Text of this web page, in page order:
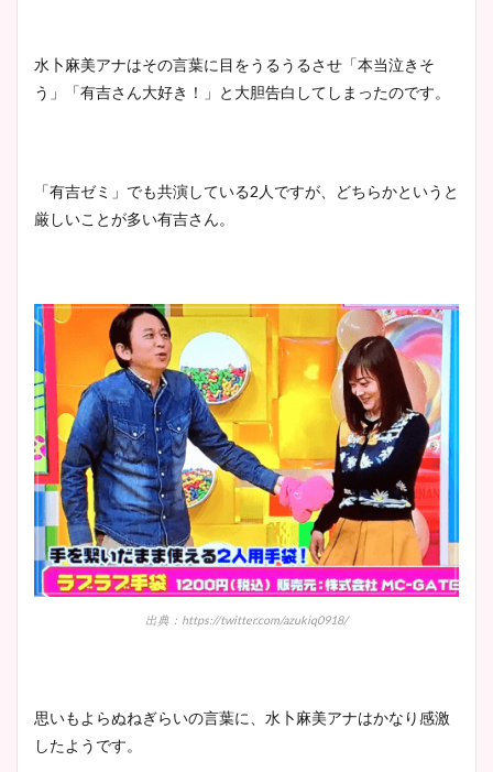
水卜麻美アナはその言葉に目をうるうるさせ「本当泣きそ
う」「有吉さん大好き！」と大胆告白してしまったのです。
「有吉ゼミ」でも共演している2人ですが、どちらかというと
厳しいことが多い有吉さん。
出典：https://twitter.com/azukiq0918/
思いもよらぬねぎらいの言葉に、水卜麻美アナはかなり感激
したようです。